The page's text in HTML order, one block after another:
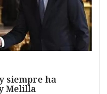
siempre ha
Melilla